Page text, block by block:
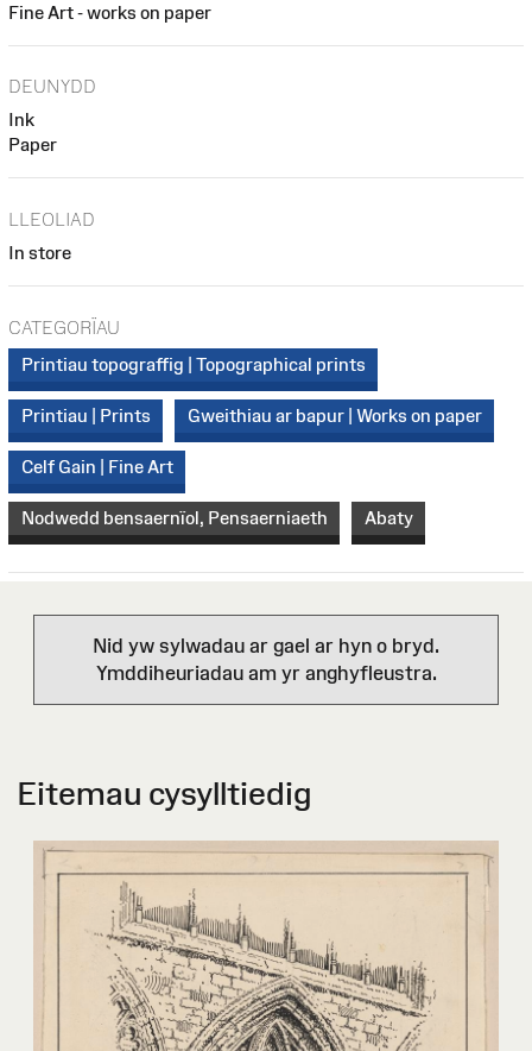
Fine Art - works on paper
DEUNYDD
Ink
Paper
LLEOLIAD
In store
CATEGORÏAU
Printiau topograffig | Topographical prints
Printiau | Prints Gweithiau ar bapur | Works on paper
Celf Gain | Fine Art
Nodwedd bensaernïol, Pensaerniaeth Abaty
Nid yw sylwadau ar gael ar hyn o bryd.
Ymddiheuriadau am yr anghyfleustra.
Eitemau cysylltiedig